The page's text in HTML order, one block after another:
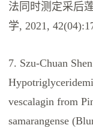
法同时测定采后
学, 2021,
7. Szu-Chuan
vescalagin from
samarangense